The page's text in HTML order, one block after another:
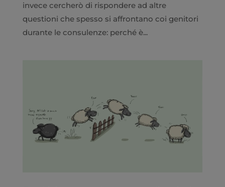
invece cercherò di rispondere ad altre
questioni che spesso si affrontano coi genitori
durante le consulenze: perché è...